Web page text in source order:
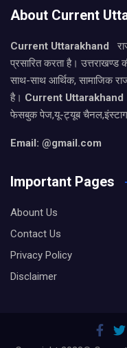
About Current
Current Uttarakhand
प्रसारित करता है। उत्तराखण्ड
साथ-साथ आर्थिक, सामाजिक
है। Current Uttarakhand
फेसबुक पेज,यू-ट्यूब
Email: @gmail.com
Important Pages
Abount Us
Contact Us
Privacy Policy
Disclaimer